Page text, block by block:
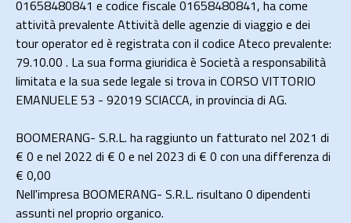
01658480841 e codice fiscale 01658480841, ha come
attività prevalente Attività delle agenzie di viaggio e dei
tour operator ed è registrata con il codice Ateco prevalente:
79.10.00 . La sua forma giuridica è Società a responsabilità
limitata e la sua sede legale si trova in CORSO VITTORIO
EMANUELE 53 - 92019 SCIACCA, in provincia di AG.
BOOMERANG- S.R.L. ha raggiunto un fatturato nel 2021 di
€ 0 e nel 2022 di € 0 e nel 2023 di € 0 con una differenza di
€ 0,00
Nell'impresa BOOMERANG- S.R.L. risultano 0 dipendenti
assunti nel proprio organico.